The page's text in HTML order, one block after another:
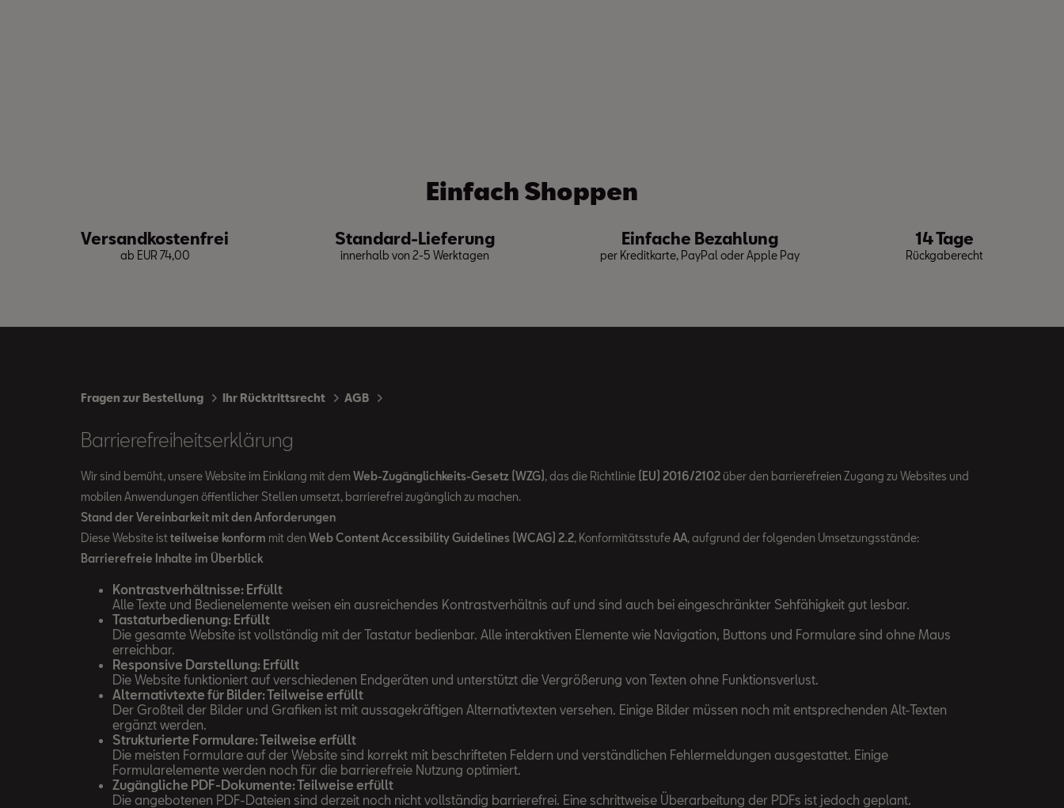
Einfach Shoppen
Versandkostenfrei
ab EUR 74,00
Standard-Lieferung
innerhalb von 2-5 Werktagen
Einfache Bezahlung
per Kreditkarte, PayPal oder Apple Pay
14 Tage
Rückgaberecht
Fragen zur Bestellung Ihr Rücktrittsrecht AGB
Barrierefreiheitserklärung
Wir sind bemüht, unsere Website im Einklang mit dem Web-Zugänglichkeits-Gesetz (WZG) , das die Richtlinie (EU) 2016/2102 über den barrierefreien Zugang zu Websites und
mobilen Anwendungen öffentlicher Stellen umsetzt, barrierefrei zugänglich zu machen.
Stand der Vereinbarkeit mit den Anforderungen
Diese Website ist teilweise konform mit den Web Content Accessibility Guidelines (WCAG) 2.2, KonformitätsstufeAA, aufgrund der folgenden Umsetzungsstände:
Barrierefreie Inhalte im Überblick
Kontrastverhältnisse: Erfüllt
Alle Texte und Bedienelemente weisen ein ausreichendes Kontrastverhältnis auf und sind auch bei eingeschränkter Sehfähigkeit gut lesbar.
Tastaturbedienung: Erfüllt
Die gesamte Website ist vollständig mit der Tastatur bedienbar. Alle interaktiven Elemente wie Navigation, Buttons und Formulare sind ohne Maus
erreichbar.
Responsive Darstellung: Erfüllt
Die Website funktioniert auf verschiedenen Endgeräten und unterstützt die Vergrößerung von Texten ohne Funktionsverlust.
Alternativtexte für Bilder: Teilweise erfüllt
Der Großteil der Bilder und Grafiken ist mit aussagekräftigen Alternativtexten versehen. Einige Bilder müssen noch mit entsprechenden Alt-Texten
ergänzt werden.
Strukturierte Formulare: Teilweise erfüllt
Die meisten Formulare auf der Website sind korrekt mit beschrifteten Feldern und verständlichen Fehlermeldungen ausgestattet. Einige
Formularelemente werden noch für die barrierefreie Nutzung optimiert.
Zugängliche PDF-Dokumente: Teilweise erfüllt
Die angebotenen PDF-Dateien sind derzeit noch nicht vollständig barrierefrei. Eine schrittweise Überarbeitung der PDFs ist jedoch geplant.